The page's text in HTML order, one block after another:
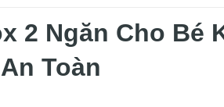
2 Ngăn Cho Bé
Toàn